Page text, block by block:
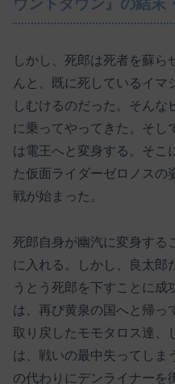
ウントダウン』の結末
しかし、死郎は死者を蘇ら
んと、既に死しているイマ
しむけるのだった。そんな
に乗ってやってきた。そし
は電王へと変身する。そこ
た仮面ライダーゼロノスの
戦が始まった。
死郎自身が幽汽に変身する
に入れる。しかし、良太郎
うとう死郎を下すことに成
は、再び黄泉の国へと帰っ
取り戻したモモタロス達、
は、戦いの最中失ってしま
の代わりにデンライナーを